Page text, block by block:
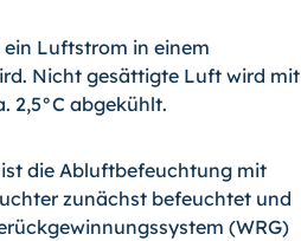
Luftstrom in einem
Nicht gesättigte Luft wird mit
2,5°C abgekühlt.
die Abluftbefeuchtung mit
zunächst befeuchtet und
(WRG)